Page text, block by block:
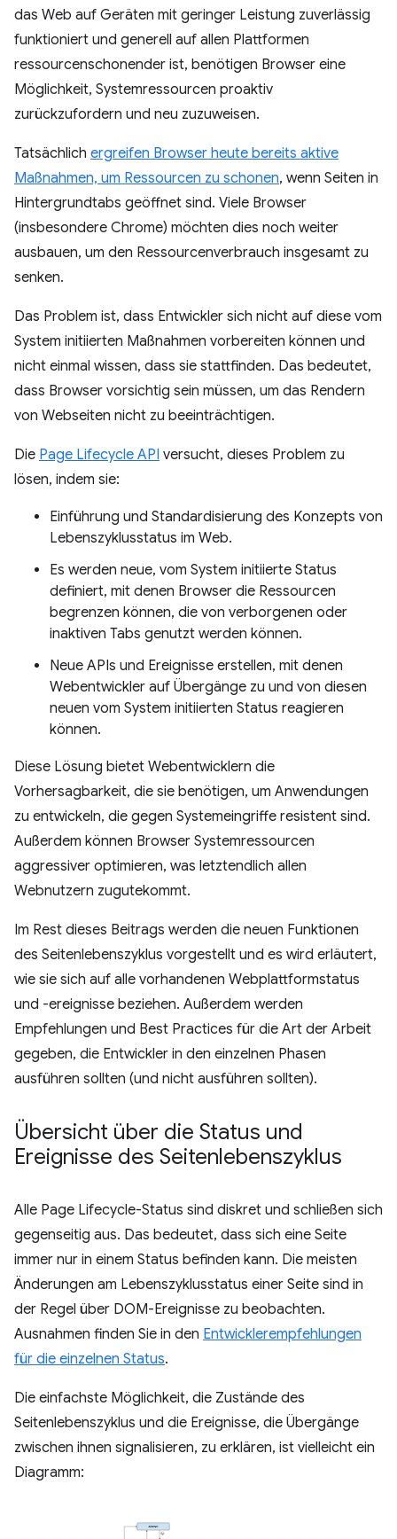
das Web auf Geräten mit geringer Leistung zuverlässig
funktioniert und generell auf allen Plattformen
ressourcenschonender ist, benötigen Browser eine
Möglichkeit, Systemressourcen proaktiv
zurückzufordern und neu zuzuweisen.
Tatsächlich ergreifen Browser heute bereits aktive
Maßnahmen, um Ressourcen zu schonen, wenn Seiten in
Hintergrundtabs geöffnet sind. Viele Browser
(insbesondere Chrome) möchten dies noch weiter
ausbauen, um den Ressourcenverbrauch insgesamt zu
senken.
Das Problem ist, dass Entwickler sich nicht auf diese vom
System initiierten Maßnahmen vorbereiten können und
nicht einmal wissen, dass sie stattfinden. Das bedeutet,
dass Browser vorsichtig sein müssen, um das Rendern
von Webseiten nicht zu beeinträchtigen.
Die Page Lifecycle API versucht, dieses Problem zu
lösen, indem sie:
Einführung und Standardisierung des Konzepts von
Lebenszyklusstatus im Web.
Es werden neue, vom System initiierte Status
definiert, mit denen Browser die Ressourcen
begrenzen können, die von verborgenen oder
inaktiven Tabs genutzt werden können.
Neue APIs und Ereignisse erstellen, mit denen
Webentwickler auf Übergänge zu und von diesen
neuen vom System initiierten Status reagieren
können.
Diese Lösung bietet Webentwicklern die
Vorhersagbarkeit, die sie benötigen, um Anwendungen
zu entwickeln, die gegen Systemeingriffe resistent sind.
Außerdem können Browser Systemressourcen
aggressiver optimieren, was letztendlich allen
Webnutzern zugutekommt.
Im Rest dieses Beitrags werden die neuen Funktionen
des Seitenlebenszyklus vorgestellt und es wird erläutert,
wie sie sich auf alle vorhandenen Webplattformstatus
und -ereignisse beziehen. Außerdem werden
Empfehlungen und Best Practices für die Art der Arbeit
gegeben, die Entwickler in den einzelnen Phasen
ausführen sollten (und nicht ausführen sollten).
Übersicht über die Status und
Ereignisse des Seitenlebenszyklus
Alle Page Lifecycle-Status sind diskret und schließen sich
gegenseitig aus. Das bedeutet, dass sich eine Seite
immer nur in einem Status befinden kann. Die meisten
Änderungen am Lebenszyklusstatus einer Seite sind in
der Regel über DOM-Ereignisse zu beobachten.
Ausnahmen finden Sie in den Entwicklerempfehlungen
für die einzelnen Status.
Die einfachste Möglichkeit, die Zustände des
Seitenlebenszyklus und die Ereignisse, die Übergänge
zwischen ihnen signalisieren, zu erklären, ist vielleicht ein
Diagramm: